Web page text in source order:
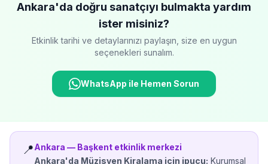
Ankara'da doğru sanatçıyı bulmakta yardım
ister misiniz?
Etkinlik tarihi ve detaylarınızı paylaşın, size en uygun
seçenekleri sunalım.
WhatsApp ile Hemen Sorun
📍Ankara — Başkent etkinlik merkezi
Ankara'da Müzisyen Kiralama için ipucu: Kurumsal